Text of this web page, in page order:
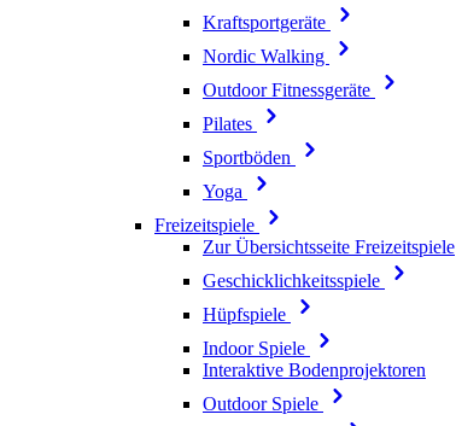
Kraftsportgeräte
Nordic Walking
Outdoor Fitnessgeräte
Pilates
Sportböden
Yoga
Freizeitspiele
Zur Übersichtsseite Freizeitspiele
Geschicklichkeitsspiele
Hüpfspiele
Indoor Spiele
Interaktive Bodenprojektoren
Outdoor Spiele